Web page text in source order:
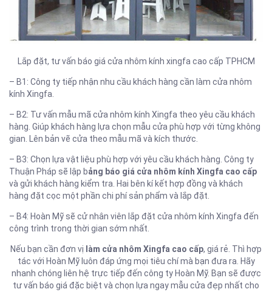
Lắp đặt, tư vấn báo giá cửa nhôm kính xingfa cao cấp TPHCM
– B1: Công ty tiếp nhận nhu cầu khách hàng cần làm cửa nhôm
kính Xingfa.
– B2: Tư vấn mẫu mã cửa nhôm kính Xingfa theo yêu cầu khách
hàng. Giúp khách hàng lựa chọn mẫu cửa phù hợp với từng không
gian. Lên bản vẽ cửa theo mẫu mã và kích thước.
– B3: Chọn lựa vật liệu phù hợp với yêu cầu khách hàng. Công ty
Thuận Pháp sẽ lập bảng báo giá cửa nhôm kính Xingfa cao cấp
và gửi khách hàng kiểm tra. Hai bên kí kết hợp đồng và khách
hàng đặt cọc một phần chi phí sản phẩm và lắp đặt.
– B4: Hoàn Mỹ sẽ cử nhân viên lắp đặt cửa nhôm kính Xingfa đến
công trình trong thời gian sớm nhất.
Nếu bạn cần đơn vị làm cửa nhôm Xingfa cao cấp, giá rẻ. Thì hợp
tác với Hoàn Mỹ luôn đáp ứng mọi tiêu chí mà bạn đưa ra. Hãy
nhanh chóng liên hệ trực tiếp đến công ty Hoàn Mỹ. Bạn sẽ được
tư vấn báo giá đặc biệt và chọn lựa ngay mẫu cửa đẹp nhất cho